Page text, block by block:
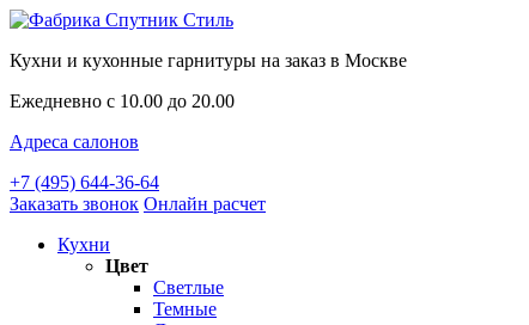
Кухни и кухонные гарнитуры на заказ в Москве
Ежедневно с 10.00 до 20.00
Адреса салонов
+7 (495) 644-36-64
Заказать звонок Онлайн расчет
Кухни
Цвет
Светлые
Темные